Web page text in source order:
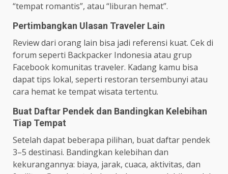
“tempat romantis”, atau “liburan hemat”.
Pertimbangkan Ulasan Traveler Lain
Review dari orang lain bisa jadi referensi kuat. Cek di
forum seperti Backpacker Indonesia atau grup
Facebook komunitas traveler. Kadang kamu bisa
dapat tips lokal, seperti restoran tersembunyi atau
cara hemat ke tempat wisata tertentu.
Buat Daftar Pendek dan Bandingkan Kelebihan
Tiap Tempat
Setelah dapat beberapa pilihan, buat daftar pendek
3–5 destinasi. Bandingkan kelebihan dan
kekurangannya: biaya, jarak, cuaca, aktivitas, dan